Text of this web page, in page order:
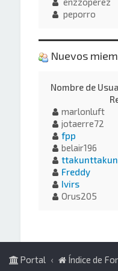
peporro
Nuevos
Nombre de
marlonluft
jotaerre72
fpp
belair196
ttakunttakun
Freddy
Ivirs
Orus205
Portal Índice de